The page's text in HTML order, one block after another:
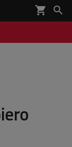
shopping_cart 
